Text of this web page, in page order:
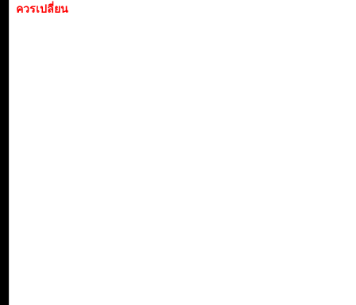
ควรเปลี่ยน